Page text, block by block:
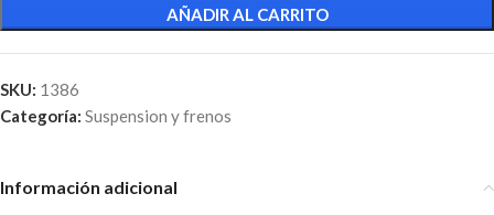
AÑADIR AL CARRITO
SKU: 1386
Categoría: Suspension y frenos
Información adicional